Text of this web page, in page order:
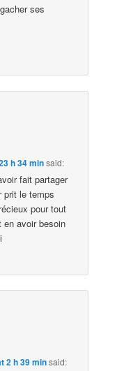
ses
h 34 minsaid:
fait partager
prit le temps
pour tout
en avoir besoin
2 h 39 minsaid: